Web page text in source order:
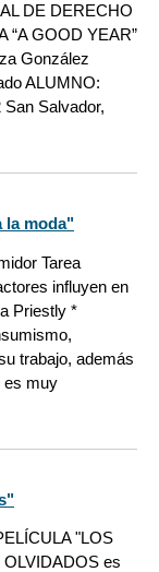
DE DERECHO
“A GOOD YEAR”
González
ALUMNO:
Salvador,
la moda"
Tarea
influyen en
Priestly *
trabajo, además
es muy
"LOS
es